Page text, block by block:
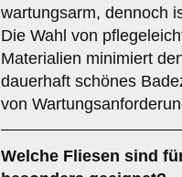
wartungsarm, dennoch
Die Wahl von
Materialien minimiert
dauerhaft schönes
von
Welche Fliesen sind